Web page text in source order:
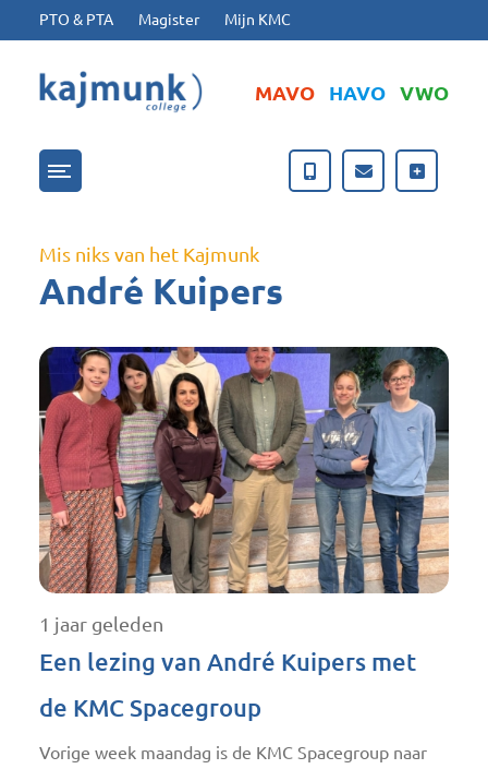
Ga naar hoofdinhoud
Ga naar footer
PTO & PTA Magister Mijn KMC
MAVO HAVO VWO
Menu openen/sluiten
Mis niks van het Kajmunk
André Kuipers
1 jaar geleden
Een lezing van André Kuipers met
de KMC Spacegroup
Vorige week maandag is de KMC Spacegroup naar